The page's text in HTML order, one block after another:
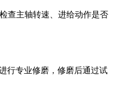
查主轴转速、进给动作是否
行专业修磨，修磨后通过试